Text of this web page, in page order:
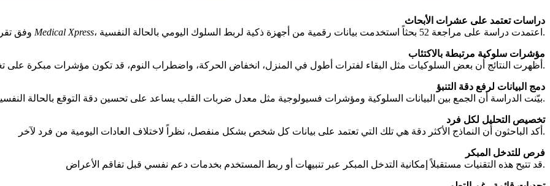
دراسات تعتمد على عشرات الأبحاث
Medical Xpress ، اعتمدت دراسة على مراجعة 52 بحثاً استخدمت بيانات رقمية من أجهزة ذكية لربط السلوك اليومي بالحالة النفسية.
مؤشرات سلوكية مرتبطة بالاكتئاب
أظهرت النتائج أن بعض السلوكيات مثل البقاء لفترات أطول في المنزل، انخفاض الحركة، واضطراب النوم، قد تكون مؤشرات مبكرة على تغيّرات نفسية محتملة.
دمج البيانات لرفع دقة التنبؤ
بيّنت الدراسة أن الجمع بين البيانات السلوكية ومؤشرات فسيولوجية مثل معدل ضربات القلب يساعد على تحسين دقة التوقع بالحالة النفسية.
تخصيص التحليل لكل فرد
أكد الباحثون أن النماذج الأكثر دقة هي تلك التي تعتمد على بيانات كل شخص بشكل منفصل، نظراً لاختلاف العادات اليومية من فرد لآخر.
فرص للتدخل المبكر
قد تتيح هذه التقنيات مستقبلاً إمكانية التدخل المبكر عبر تنبيهات أو ربط المستخدم بخدمات دعم نفسي قبل تفاقم الأعراض.